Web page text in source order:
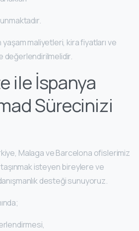
yaşam maliyetleri, kira fiyatları ve
değerlendirilmelidir.
ile İspanya
Sürecinizi
Malaga ve Barcelona ofislerimiz
taşınmak isteyen bireylere ve
desteği sunuyoruz.